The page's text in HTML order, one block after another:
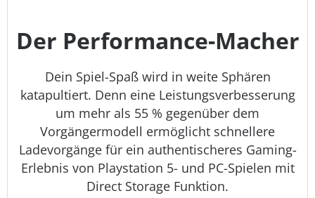
Der Performance-Macher
Dein Spiel-Spaß wird in weite Sphären
katapultiert. Denn eine Leistungsverbesserung
um mehr als 55 % gegenüber dem
Vorgängermodell ermöglicht schnellere
Ladevorgänge für ein authentischeres Gaming-
Erlebnis von Playstation 5- und PC-Spielen mit
Direct Storage Funktion.